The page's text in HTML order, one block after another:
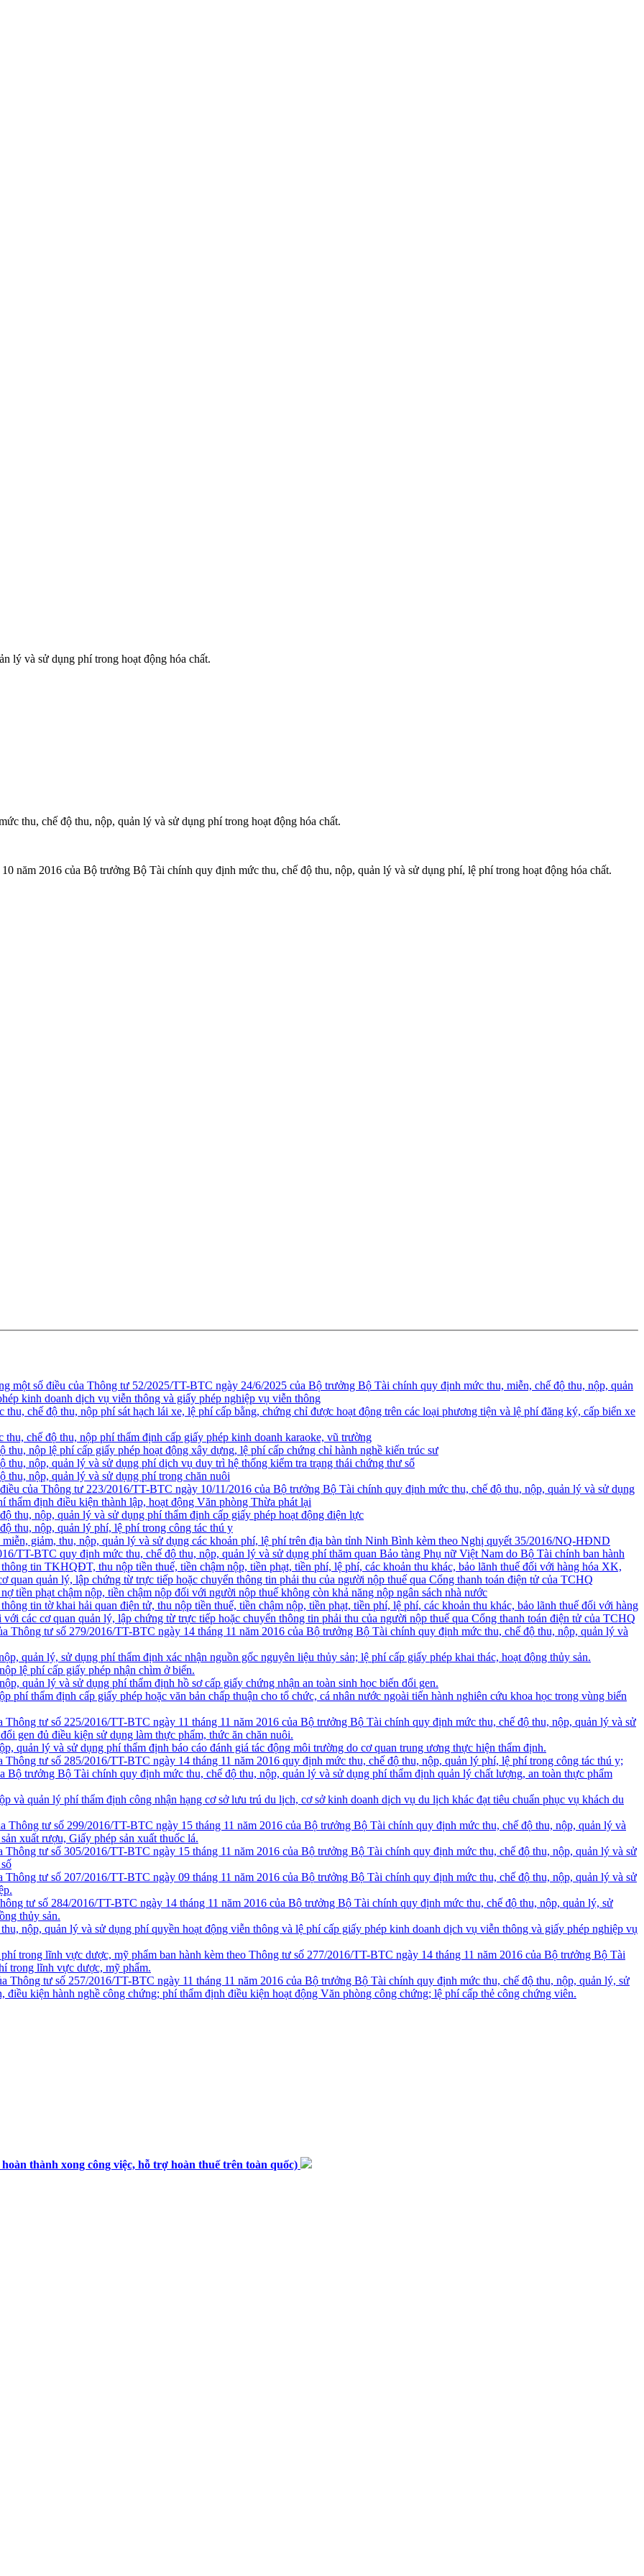
lý và sử dụng phí trong hoạt động hóa chất.
thu, chế độ thu, nộp, quản lý và sử dụng phí trong hoạt động hóa chất.
năm 2016 của Bộ trưởng Bộ Tài chính quy định mức thu, chế độ thu, nộp, quản lý và sử dụng phí, lệ phí trong hoạt động hóa chất.
một số điều của Thông tư 52/2025/TT-BTC ngày 24/6/2025 của Bộ trưởng Bộ Tài chính quy định mức thu, miễn, chế độ thu, nộp, quản
kinh doanh dịch vụ viễn thông và giấy phép nghiệp vụ viễn thông
chế độ thu, nộp phí sát hạch lái xe, lệ phí cấp bằng, chứng chỉ được hoạt động trên các loại phương tiện và lệ phí đăng ký, cấp biển xe
chế độ thu, nộp phí thẩm định cấp giấy phép kinh doanh karaoke, vũ trường
nộp lệ phí cấp giấy phép hoạt động xây dựng, lệ phí cấp chứng chỉ hành nghề kiến trúc sư
nộp, quản lý và sử dụng phí dịch vụ duy trì hệ thống kiểm tra trạng thái chứng thư số
nộp, quản lý và sử dụng phí trong chăn nuôi
của Thông tư 223/2016/TT-BTC ngày 10/11/2016 của Bộ trưởng Bộ Tài chính quy định mức thu, chế độ thu, nộp, quản lý và sử dụng
định điều kiện thành lập, hoạt động Văn phòng Thừa phát lại
thu, nộp, quản lý và sử dụng phí thẩm định cấp giấy phép hoạt động điện lực
thu, nộp, quản lý phí, lệ phí trong công tác thú y
giảm, thu, nộp, quản lý và sử dụng các khoản phí, lệ phí trên địa bàn tỉnh Ninh Bình kèm theo Nghị quyết 35/2016/NQ-HĐND
TT-BTC quy định mức thu, chế độ thu, nộp, quản lý và sử dụng phí thăm quan Bảo tàng Phụ nữ Việt Nam do Bộ Tài chính ban hành
tin TKHQĐT, thu nộp tiền thuế, tiền chậm nộp, tiền phạt, tiền phí, lệ phí, các khoản thu khác, bảo lãnh thuế đối với hàng hóa XK,
quan quản lý, lập chứng từ trực tiếp hoặc chuyển thông tin phải thu của người nộp thuế qua Cổng thanh toán điện tử của TCHQ
tiền phạt chậm nộp, tiền chậm nộp đối với người nộp thuế không còn khả năng nộp ngân sách nhà nước
tin tờ khai hải quan điện tử, thu nộp tiền thuế, tiền chậm nộp, tiền phạt, tiền phí, lệ phí, các khoản thu khác, bảo lãnh thuế đối với hàng
các cơ quan quản lý, lập chứng từ trực tiếp hoặc chuyển thông tin phải thu của người nộp thuế qua Cổng thanh toán điện tử của TCHQ
Thông tư số 279/2016/TT-BTC ngày 14 tháng 11 năm 2016 của Bộ trưởng Bộ Tài chính quy định mức thu, chế độ thu, nộp, quản lý và
quản lý, sử dụng phí thẩm định xác nhận nguồn gốc nguyên liệu thủy sản; lệ phí cấp giấy phép khai thác, hoạt động thủy sản.
lệ phí cấp giấy phép nhận chìm ở biển.
quản lý và sử dụng phí thẩm định hồ sơ cấp giấy chứng nhận an toàn sinh học biến đổi gen.
thẩm định cấp giấy phép hoặc văn bản chấp thuận cho tổ chức, cá nhân nước ngoài tiến hành nghiên cứu khoa học trong vùng biển
tư số 225/2016/TT-BTC ngày 11 tháng 11 năm 2016 của Bộ trưởng Bộ Tài chính quy định mức thu, chế độ thu, nộp, quản lý và sử
gen đủ điều kiện sử dụng làm thực phẩm, thức ăn chăn nuôi.
quản lý và sử dụng phí thẩm định báo cáo đánh giá tác động môi trường do cơ quan trung ương thực hiện thẩm định.
tư số 285/2016/TT-BTC ngày 14 tháng 11 năm 2016 quy định mức thu, chế độ thu, nộp, quản lý phí, lệ phí trong công tác thú y;
trưởng Bộ Tài chính quy định mức thu, chế độ thu, nộp, quản lý và sử dụng phí thẩm định quản lý chất lượng, an toàn thực phẩm
và quản lý phí thẩm định công nhận hạng cơ sở lưu trú du lịch, cơ sở kinh doanh dịch vụ du lịch khác đạt tiêu chuẩn phục vụ khách du
tư số 299/2016/TT-BTC ngày 15 tháng 11 năm 2016 của Bộ trưởng Bộ Tài chính quy định mức thu, chế độ thu, nộp, quản lý và
xuất rượu, Giấy phép sản xuất thuốc lá.
tư số 305/2016/TT-BTC ngày 15 tháng 11 năm 2016 của Bộ trưởng Bộ Tài chính quy định mức thu, chế độ thu, nộp, quản lý và sử
tư số 207/2016/TT-BTC ngày 09 tháng 11 năm 2016 của Bộ trưởng Bộ Tài chính quy định mức thu, chế độ thu, nộp, quản lý và sử
tư số 284/2016/TT-BTC ngày 14 tháng 11 năm 2016 của Bộ trưởng Bộ Tài chính quy định mức thu, chế độ thu, nộp, quản lý, sử
thủy sản.
nộp, quản lý và sử dụng phí quyền hoạt động viễn thông và lệ phí cấp giấy phép kinh doanh dịch vụ viễn thông và giấy phép nghiệp vụ
trong lĩnh vực dược, mỹ phẩm ban hành kèm theo Thông tư số 277/2016/TT-BTC ngày 14 tháng 11 năm 2016 của Bộ trưởng Bộ Tài
trong lĩnh vực dược, mỹ phẩm.
Thông tư số 257/2016/TT-BTC ngày 11 tháng 11 năm 2016 của Bộ trưởng Bộ Tài chính quy định mức thu, chế độ thu, nộp, quản lý, sử
kiện hành nghề công chứng; phí thẩm định điều kiện hoạt động Văn phòng công chứng; lệ phí cấp thẻ công chứng viên.
thành xong công việc, hỗ trợ hoàn thuế trên toàn quốc)